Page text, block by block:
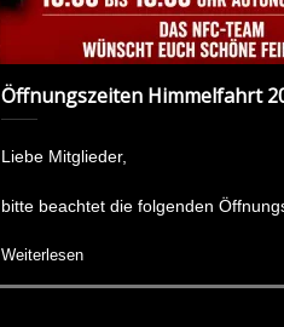
Öffnungszeiten Himmelfahrt
Liebe Mitglieder,
bitte beachtet die folgenden
Weiterlesen